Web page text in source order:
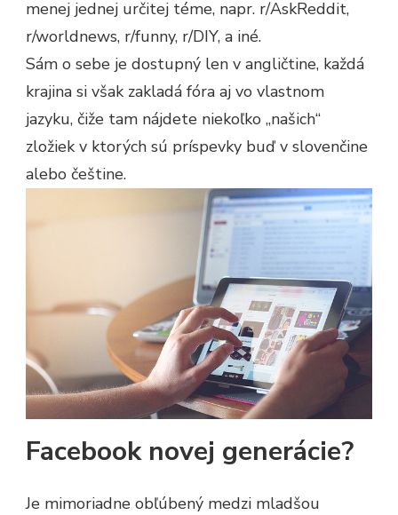
menej jednej určitej téme, napr. r/AskReddit,
r/worldnews, r/funny, r/DIY, a iné.
Sám o sebe je dostupný len v angličtine, každá
krajina si však zakladá fóra aj vo vlastnom
jazyku, čiže tam nájdete niekoľko „našich“
zložiek v ktorých sú príspevky buď v slovenčine
alebo češtine.
Facebook novej generácie?
Je mimoriadne obľúbený medzi mladšou